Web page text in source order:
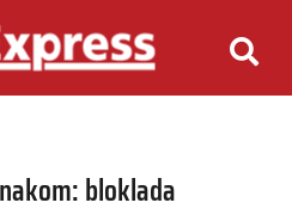
bloklada